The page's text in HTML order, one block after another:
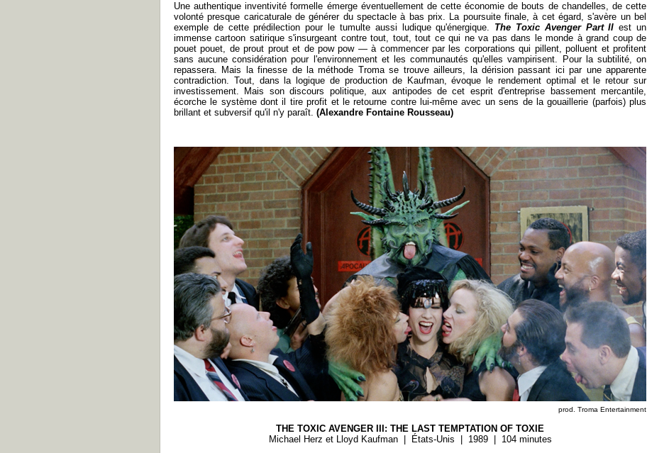
Une authentique inventivité formelle émerge éventuellement de cette économie de bouts de chandelles, de cette
volonté presque caricaturale de générer du spectacle à bas prix. La poursuite finale, à cet égard, s'avère un bel
exemple de cette prédilection pour le tumulte aussi ludique qu'énergique. The Toxic Avenger Part IIest un
immense cartoon satirique s'insurgeant contre tout, tout, tout ce qui ne va pas dans le monde à grand coup de
pouet pouet, de prout prout et de pow pow — à commencer par les corporations qui pillent, polluent et profitent
sans aucune considération pour l'environnement et les communautés qu'elles vampirisent. Pour la subtilité, on
repassera. Mais la finesse de la méthode Troma se trouve ailleurs, la dérision passant ici par une apparente
contradiction. Tout, dans la logique de production de Kaufman, évoque le rendement optimal et le retour sur
investissement. Mais son discours politique, aux antipodes de cet esprit d'entreprise bassement mercantile,
écorche le système dont il tire profit et le retourne contre lui-même avec un sens de la gouaillerie (parfois) plus
brillant et subversif qu'il n'y paraît. (Alexandre Fontaine Rousseau)
prod. Troma Entertainment
THE TOXIC AVENGER III: THE LAST TEMPTATION OF TOXIE
Michael Herz et Lloyd Kaufman | États-Unis | 1989 | 104 minutes